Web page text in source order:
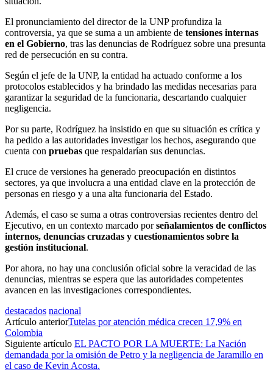
El pronunciamiento del director de la UNP profundiza la
controversia, ya que se suma a un ambiente de tensiones internas
en el Gobierno, tras las denuncias de Rodríguez sobre una presunta
red de persecución en su contra.
Según el jefe de la UNP, la entidad ha actuado conforme a los
protocolos establecidos y ha brindado las medidas necesarias para
garantizar la seguridad de la funcionaria, descartando cualquier
negligencia.
Por su parte, Rodríguez ha insistido en que su situación es crítica y
ha pedido a las autoridades investigar los hechos, asegurando que
cuenta con pruebas que respaldarían sus denuncias.
El cruce de versiones ha generado preocupación en distintos
sectores, ya que involucra a una entidad clave en la protección de
personas en riesgo y a una alta funcionaria del Estado.
Además, el caso se suma a otras controversias recientes dentro del
Ejecutivo, en un contexto marcado porseñalamientos de conflictos
internos, denuncias cruzadas y cuestionamientos sobre la
gestión institucional.
Por ahora, no hay una conclusión oficial sobre la veracidad de las
denuncias, mientras se espera que las autoridades competentes
avancen en las investigaciones correspondientes.
destacados nacional
Artículo anteriorTutelas por atención médica crecen 17,9% en
Colombia
Siguiente artículo EL PACTO POR LA MUERTE: La Nación
demandada por la omisión de Petro y la negligencia de Jaramillo en
el caso de Kevin Acosta.